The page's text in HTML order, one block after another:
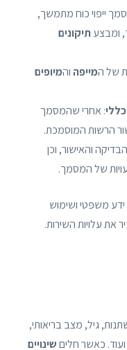
ייפוי כוח מתמשך,
ומבצעתיקונים
של המייפה והמיופים
: אחרי שהמסמך
הרשות המוסמכת.
והאישור, וכן
של המסמך.
ידע משפטי ושימוש
את עלויות השירות.
גיל, מצב בריאותי,
כאשר חליםשינויים